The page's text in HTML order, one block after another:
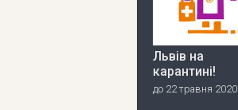
Львів на
карантині!
до 22 травня 2020